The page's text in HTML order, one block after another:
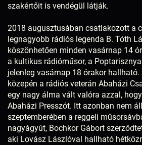
szakértőit is vendégül látják.
2018 augusztusában csatlakozott a
legnagyobb rádiós legenda B. Tóth
köszönhetően minden vasárnap 14
a kultikus rádióműsor, a
jelenleg vasárnap 18 órakor
közepén a rádiós veterán Abaházi
egy nagy álma vált valóra azzal,
Abaházi Presszót. Itt azonban nem
szeptemberében a reggeli
nagyágyút, Bochkor Gábort
aki Lovász Lászlóval hallható